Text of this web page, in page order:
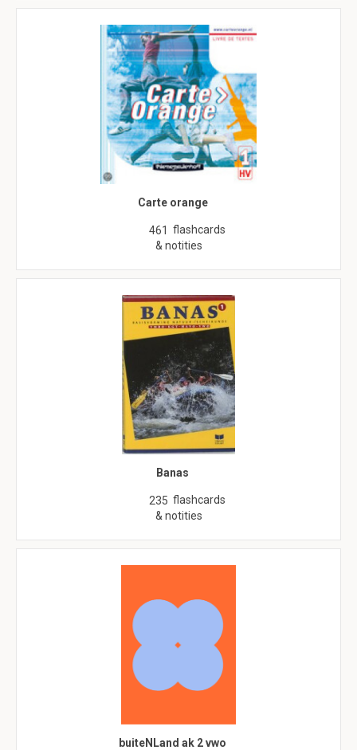
Carte orange
461 flashcards
& notities
Banas
235 flashcards
& notities
buiteNLand ak 2 vwo